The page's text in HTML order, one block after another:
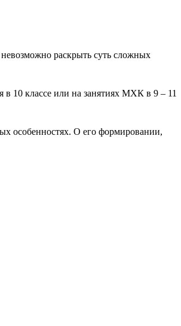
раскрыть суть сложных
в 10 классе или на занятиях МХК в 9 – 11
особенностях. О его формировании,